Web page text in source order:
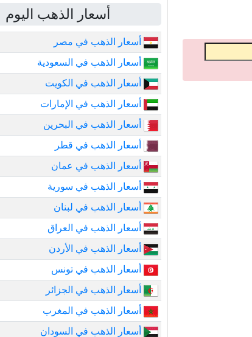
أسعار الذهب اليوم
أسعار الذهب في مصر
أسعار الذهب في السعودية
أسعار الذهب في الكويت
أسعار الذهب في الإمارات
أسعار الذهب في البحرين
أسعار الذهب في قطر
أسعار الذهب في عمان
أسعار الذهب في سورية
أسعار الذهب في لبنان
أسعار الذهب في العراق
أسعار الذهب في الأردن
أسعار الذهب في تونس
أسعار الذهب في الجزائر
أسعار الذهب في المغرب
أسعار الذهب في السودان